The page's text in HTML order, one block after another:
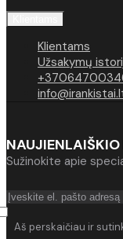
Klientams
Užsakymų
Sužinokite apie
Aš perskaičiau ir